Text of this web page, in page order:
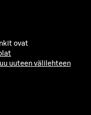
ovat
uuteen välilehteen